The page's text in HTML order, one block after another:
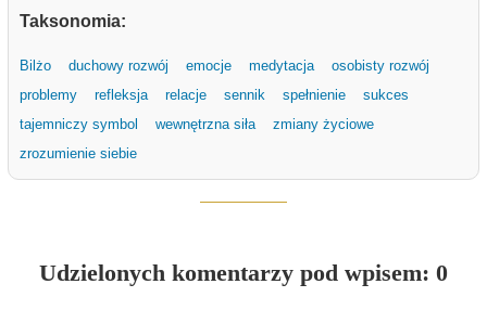
Taksonomia:
Bilżo duchowy rozwój emocje medytacja
osobisty rozwój
problemy
refleksja relacje sennik spełnienie
sukces
tajemniczy symbol
wewnętrzna siła
zmiany życiowe
zrozumienie siebie
Udzielonych komentarzy pod wpisem: 0